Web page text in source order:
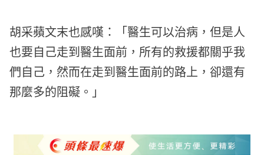
胡采蘋文末也感嘆：「醫生可以治病，但是人
也要自己走到醫生面前，所有的救援都關乎我
們自己，然而在走到醫生面前的路上，卻還有
那麼多的阻礙。」